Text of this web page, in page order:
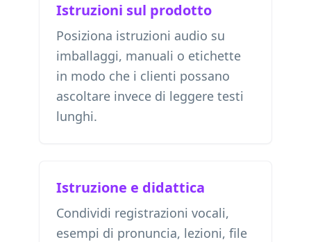
Istruzioni sul prodotto
Posiziona istruzioni audio su
imballaggi, manuali o etichette
in modo che i clienti possano
ascoltare invece di leggere testi
lunghi.
Istruzione e didattica
Condividi registrazioni vocali,
esempi di pronuncia, lezioni, file